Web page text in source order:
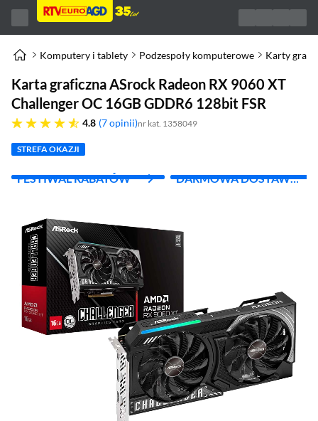
Komputery i tablety Podzespoły komputerowe Karty
Karta graficzna ASrock Radeon RX 9060 XT
Challenger OC 16GB GDDR6 128bit FSR
4.8
4.8 gwiazdek 7 opinii nr kat. 1358049
STREFA OKAZJI
FESTIWAL RABATÓW
DARMOWA DOSTAWA